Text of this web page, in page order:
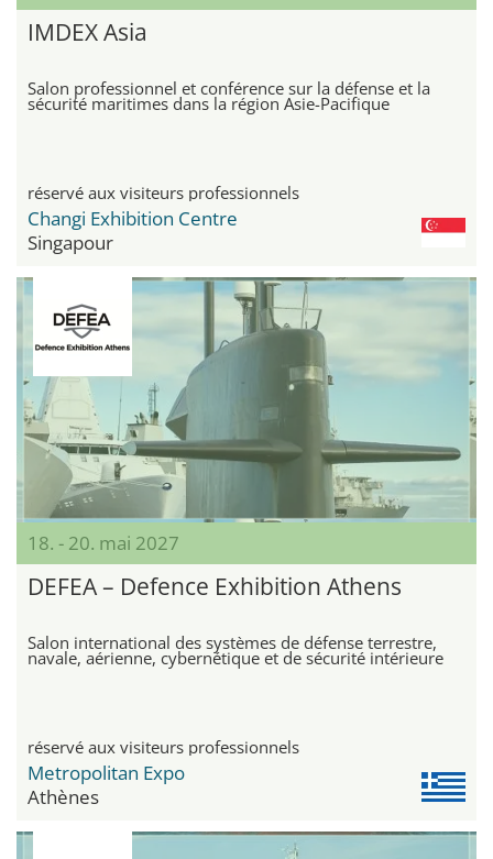
IMDEX Asia
Salon professionnel et conférence sur la défense et la
sécurité maritimes dans la région Asie-Pacifique
réservé aux visiteurs professionnels
Changi Exhibition Centre
Singapour
18. - 20. mai 2027
DEFEA – Defence Exhibition Athens
Salon international des systèmes de défense terrestre,
navale, aérienne, cybernétique et de sécurité intérieure
réservé aux visiteurs professionnels
Metropolitan Expo
Athènes